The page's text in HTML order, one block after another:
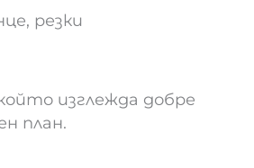
резки
изглежда добре
план.